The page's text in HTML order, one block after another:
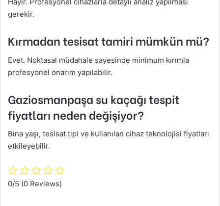
Hayır. Profesyonel cihazlarla detaylı analiz yapılması
gerekir.
Kırmadan tesisat tamiri mümkün mü?
Evet. Noktasal müdahale sayesinde minimum kırımla
profesyonel onarım yapılabilir.
Gaziosmanpaşa su kaçağı tespit
fiyatları neden değişiyor?
Bina yaşı, tesisat tipi ve kullanılan cihaz teknolojisi fiyatları
etkileyebilir.
0/5 (0 Reviews)